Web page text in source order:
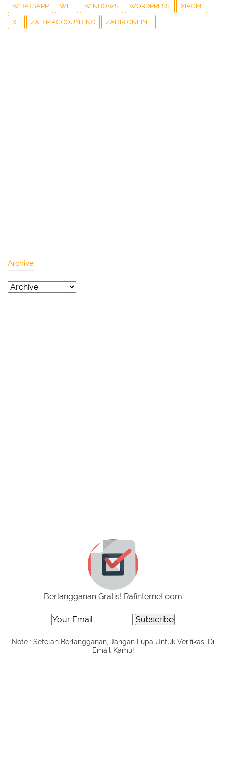
WHATSAPP WIFI WINDOWS WORDPRESS XIAOMI
XL ZAHIR ACCOUNTING ZAHIR ONLINE
Archive
Berlangganan Gratis! Rafinternet.com
Note : Setelah Berlangganan, Jangan Lupa Untuk Verifikasi Di
Email Kamu!